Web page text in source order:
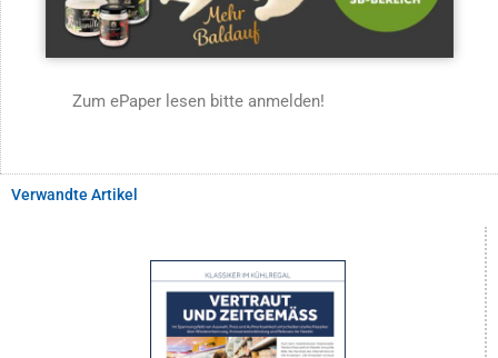
Zum ePaper lesen bitte anmelden!
Verwandte Artikel